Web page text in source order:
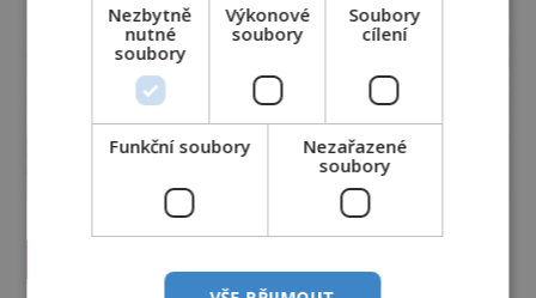
Nezbytně
nutné
soubory
Výkonové
soubory
Soubory
cílení
Funkční soubory
Nezařazené
soubory